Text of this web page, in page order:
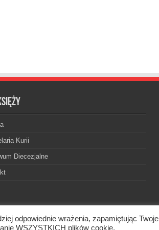
Kurii
Diecezjalne
prawa zastrzeżone.
odpowiednie wrażenia, zapamiętując Twoje
WSZYSTKICH plików cookie.